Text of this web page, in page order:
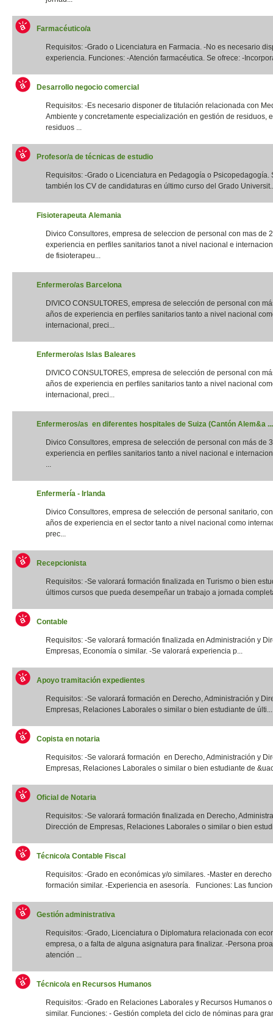
Farmacéutico/a
Requisitos: -Grado o Licenciatura en Farmacia. -No es necesario
experiencia. Funciones: -Atención farmacéutica. Se ofrece: -
Desarrollo negocio comercial
Requisitos: -Es necesario disponer de titulación relacionada con
Ambiente y concretamente especialización en gestión de residuos,
residuos ...
Profesor/a de técnicas de estudio
Requisitos: -Grado o Licenciatura en Pedagogía o Psicopedagogía.
también los CV de candidaturas en último curso del Grado
Fisioterapeuta Alemania
Divico Consultores, empresa de seleccion de personal con mas de
experiencia en perfiles sanitarios tanot a nivel nacional e
de fisioterapeu...
Enfermero/as Barcelona
DIVICO CONSULTORES, empresa de selección de personal con
años de experiencia en perfiles sanitarios tanto a nivel nacional
internacional, preci...
Enfermero/as Islas Baleares
DIVICO CONSULTORES, empresa de selección de personal con
años de experiencia en perfiles sanitarios tanto a nivel nacional
internacional, preci...
Enfermeros/as en diferentes hospitales de Suiza (Cantón Alem&a ...
Divico Consultores, empresa de selección de personal con más de
experiencia en perfiles sanitarios tanto a nivel nacional e
...
Enfermería - Irlanda
Divico Consultores, empresa de selección de personal sanitario,
años de experiencia en el sector tanto a nivel nacional como
prec...
Recepcionista
Requisitos: -Se valorará formación finalizada en Turismo o bien
últimos cursos que pueda desempeñar un trabajo a jornada
Contable
Requisitos: -Se valorará formación finalizada en Administración y
Empresas, Economía o similar. -Se valorará experiencia p...
Apoyo tramitación expedientes
Requisitos: -Se valorará formación en Derecho, Administración y
Empresas, Relaciones Laborales o similar o bien estudiante de últi...
Copista en notaria
Requisitos: -Se valorará formación en Derecho, Administración y
Empresas, Relaciones Laborales o similar o bien estudiante de
Oficial de Notaria
Requisitos: -Se valorará formación finalizada en Derecho,
Dirección de Empresas, Relaciones Laborales o similar o bien
Técnico/a Contable Fiscal
Requisitos: -Grado en económicas y/o similares. -Master en
formación similar. -Experiencia en asesoría. Funciones: Las
Gestión administrativa
Requisitos: -Grado, Licenciatura o Diplomatura relacionada con
empresa, o a falta de alguna asignatura para finalizar. -Persona
atención ...
Técnico/a en Recursos Humanos
Requisitos: -Grado en Relaciones Laborales y Recursos Humanos
similar. Funciones: - Gestión completa del ciclo de nóminas para